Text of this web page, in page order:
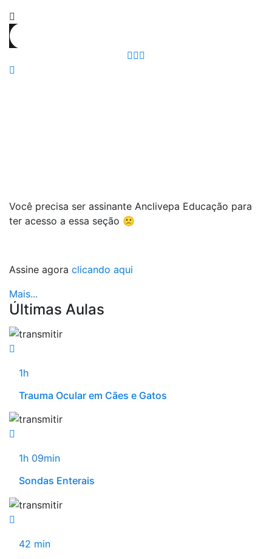
Você precisa ser assinante Anclivepa Educação para
ter acesso a essa seção 🙁
Assine agora clicando aqui
Mais...
Últimas Aulas
1h
Trauma Ocular em Cães e Gatos
1h 09min
Sondas Enterais
42 min